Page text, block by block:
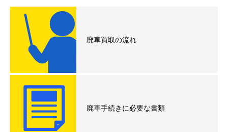
廃車買取の流れ
廃車手続きに必要な書類